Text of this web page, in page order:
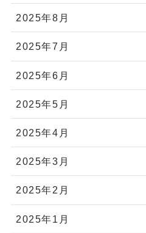
2025年8月
2025年7月
2025年6月
2025年5月
2025年4月
2025年3月
2025年2月
2025年1月